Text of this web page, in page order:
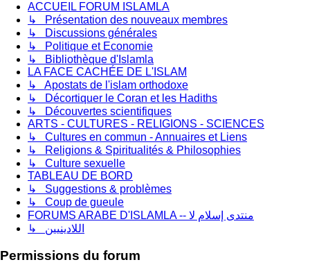
ACCUEIL FORUM ISLAMLA
↳ Présentation des nouveaux membres
↳ Discussions générales
↳ Politique et Economie
↳ Bibliothèque d'Islamla
LA FACE CACHÉE DE L'ISLAM
↳ Apostats de l'islam orthodoxe
↳ Décortiquer le Coran et les Hadiths
↳ Découvertes scientifiques
ARTS - CULTURES - RELIGIONS - SCIENCES
↳ Cultures en commun - Annuaires et Liens
↳ Religions & Spiritualités & Philosophies
↳ Culture sexuelle
TABLEAU DE BORD
↳ Suggestions & problèmes
↳ Coup de gueule
FORUMS ARABE D'ISLAMLA -- منتدى إسلام لا
↳ اللادينيين
Permissions du forum